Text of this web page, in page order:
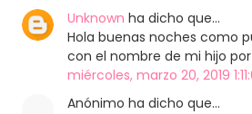
Unknown ha dicho que…
Hola buenas noches como
con el nombre de mi hijo
miércoles, marzo 20, 2019
Anónimo ha dicho que…